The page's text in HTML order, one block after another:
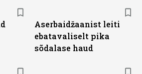
Aserbaidžaanist leiti
ebatavaliselt pika
sõdalase haud